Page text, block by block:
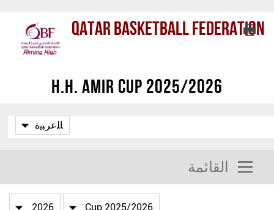
Qatar Basketball Federation
H.H. Amir Cup 2025/2026
القائمة